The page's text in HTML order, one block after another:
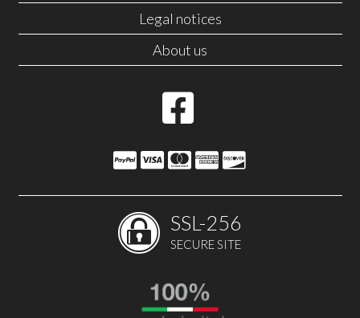
Legal notices
About us
SSL-256
SECURE SITE